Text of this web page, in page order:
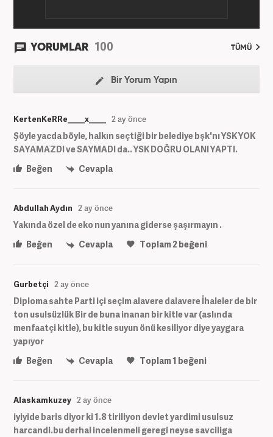
YORUMLAR 100 TÜMÜ
Bir Yorum Yapın
KertenKeRRe____x____ 2 ay önce
Şöyle yacda böyle, halkın seçtiği bir belediye bşk'nı YSK YOK
SAYAMAZDI ve SAYMADI da.. YSK DOĞRU OLANI YAPTI.
Beğen
Cevapla
Abdullah Aydın 2 ay önce
Yakında özel de eko nun yanına giderse şaşırmayın .
Beğen
Cevapla Toplam2beğeni
Gurbetçi 2 ay önce
Diploma sahte Parti içi seçim alavere dalavere İhaleler de bir
ton usulsüzlük Bir de buna inanan bir kitle var (aslında
menfaatçi kitle), bu kitle suyun önü kesiliyor diye yaygara
yapıyor
Beğen
Cevapla Toplam1 beğeni
Alaskamkuzey 2 ay önce
iyiyide baris diyor ki 1.8 tiriliyon devlet yardimi usulsuz
harcandi.bu derhal incelenmeli geregi neyse savciliga